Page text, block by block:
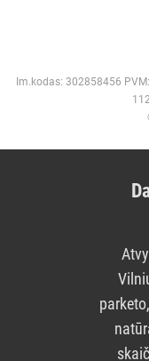
Im.kodas: 302858456